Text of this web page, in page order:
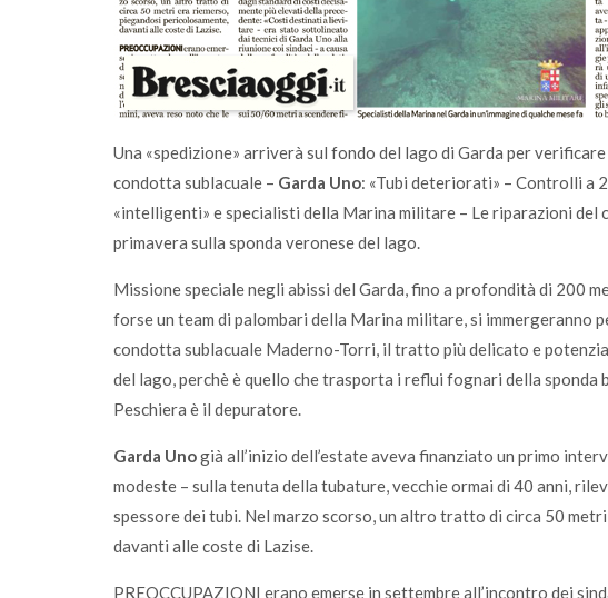
Una «spedizione» arriverà sul fondo del lago di Garda per
condotta sublacuale – Garda Uno: «Tubi deteriorati» – Controlli a
«intelligenti» e specialisti della Marina militare – Le riparazioni del
primavera sulla sponda veronese del lago.
Missione speciale negli abissi del Garda, fino a profondità di 200
forse un team di palombari della Marina militare, si immergeranno
condotta sublacuale Maderno-Torri, il tratto più delicato e
del lago, perchè è quello che trasporta i reflui fognari della sponda
Peschiera è il depuratore.
Garda Unogià all’inizio dell’estate aveva finanziato un primo
modeste – sulla tenuta della tubature, vecchie ormai di 40 anni,
spessore dei tubi. Nel marzo scorso, un altro tratto di circa 50
davanti alle coste di Lazise.
PREOCCUPAZIONI erano emerse in settembre all’incontro dei